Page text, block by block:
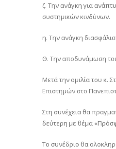
ζ. Την ανάγκη για
συστημικών κινδύνων.
η. Την ανάγκη
Θ. Την αποδυνάμωση
Μετά την ομιλία του κ.
Επιστημών στο
Στη συνέχεια θα
δεύτερη με θέμα
Το συνέδριο θα